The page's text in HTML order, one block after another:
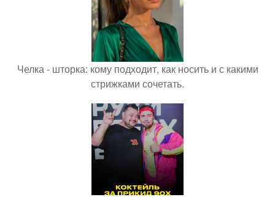
Челка - шторка: кому подходит, как носить и с какими
стрижками сочетать.